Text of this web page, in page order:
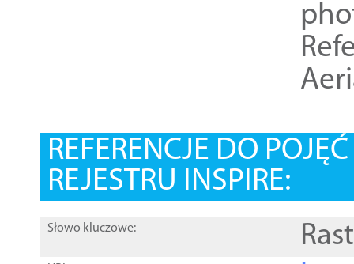
REFERENCJE DO
REJESTRU INSPIRE:
Słowo kluczowe: